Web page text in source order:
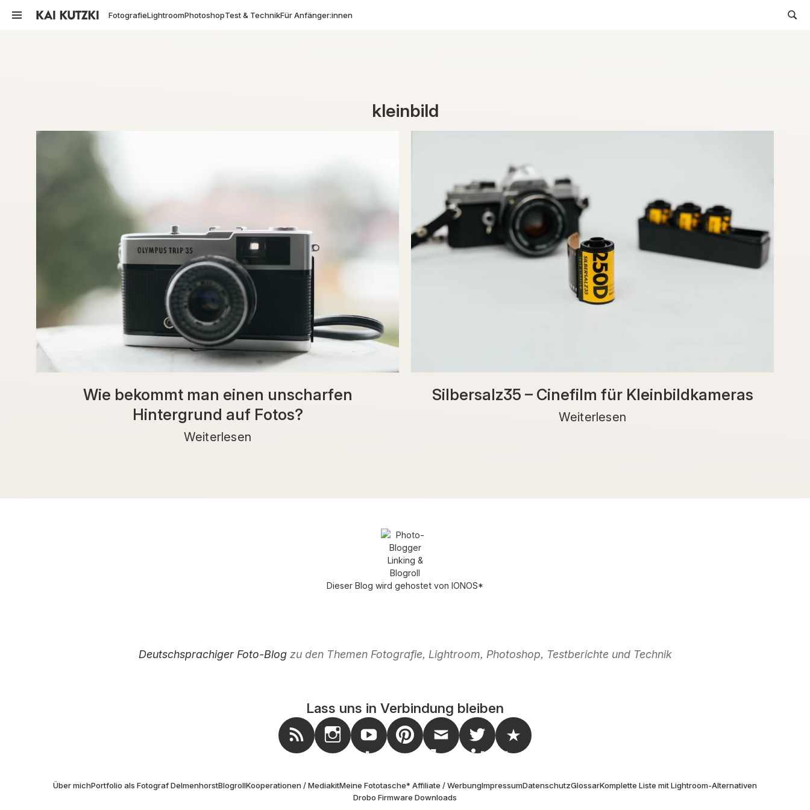
FotografieLightroomPhotoshopTest & TechnikFür Anfänger:innen
kleinbild
Wie bekommt man einen unscharfen
Hintergrund auf Fotos?
Weiterlesen
Silbersalz35 – Cinefilm für Kleinbildkameras
Weiterlesen
Dieser Blog wird gehostet von IONOS*
Deutschsprachiger Foto-Blogzu den Themen Fotografie, Lightroom, Photoshop, Testberichte und Technik
Lass uns in Verbindung bleiben
Feed
Instagram
Youtube
Pinterest
Mail
Twitter
Mastodon
Über michPortfolio als Fotograf DelmenhorstBlogrollKooperationen / MediakitMeine Fototasche* Affiliate / WerbungImpressumDatenschutzGlossarKomplette Liste mit Lightroom-Alternativen
Drobo Firmware Downloads